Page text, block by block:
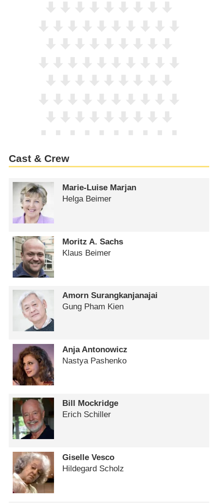
Cast & Crew
Marie-Luise Marjan
Helga Beimer
Moritz A. Sachs
Klaus Beimer
Amorn Surangkanjanajai
Gung Pham Kien
Anja Antonowicz
Nastya Pashenko
Bill Mockridge
Erich Schiller
Giselle Vesco
Hildegard Scholz